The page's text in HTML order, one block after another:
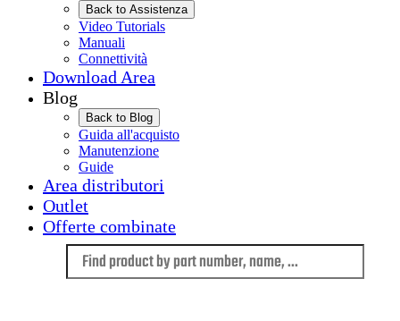
Back to Assistenza
Video Tutorials
Manuali
Connettività
Download Area
Blog
Back to Blog
Guida all'acquisto
Manutenzione
Guide
Area distributori
Outlet
Offerte combinate